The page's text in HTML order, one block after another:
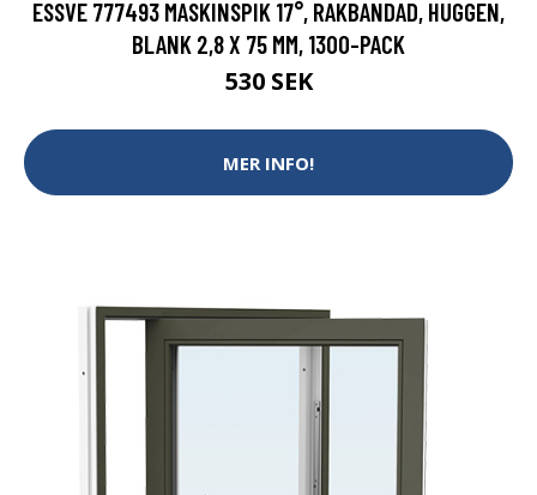
ESSVE 777493 MASKINSPIK 17°, RAKBANDAD, HUGGEN,
BLANK 2,8 X 75 MM, 1300-PACK
530 SEK
MER INFO!